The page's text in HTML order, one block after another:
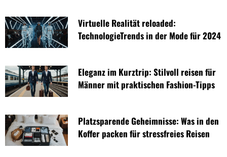
Virtuelle Realität reloaded:
TechnologieTrends in der Mode für 2024
Eleganz im Kurztrip: Stilvoll reisen für
Männer mit praktischen Fashion-Tipps
Platzsparende Geheimnisse: Was in den
Koffer packen für stressfreies Reisen